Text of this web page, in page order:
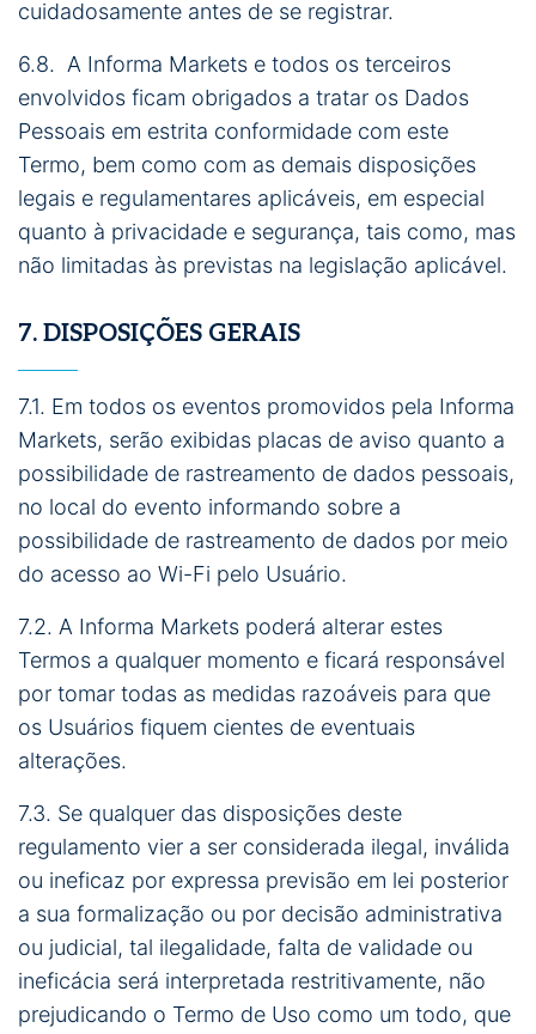
cuidadosamente antes de se registrar.
6.8. A Informa Markets e todos os terceiros
envolvidos ficam obrigados a tratar os Dados
Pessoais em estrita conformidade com este
Termo, bem como com as demais disposições
legais e regulamentares aplicáveis, em especial
quanto à privacidade e segurança, tais como, mas
não limitadas às previstas na legislação aplicável.
7. DISPOSIÇÕES GERAIS
7.1. Em todos os eventos promovidos pela Informa
Markets, serão exibidas placas de aviso quanto a
possibilidade de rastreamento de dados pessoais,
no local do evento informando sobre a
possibilidade de rastreamento de dados por meio
do acesso ao Wi-Fi pelo Usuário.
7.2. A Informa Markets poderá alterar estes
Termos a qualquer momento e ficará responsável
por tomar todas as medidas razoáveis para que
os Usuários fiquem cientes de eventuais
alterações.
7.3. Se qualquer das disposições deste
regulamento vier a ser considerada ilegal, inválida
ou ineficaz por expressa previsão em lei posterior
a sua formalização ou por decisão administrativa
ou judicial, tal ilegalidade, falta de validade ou
ineficácia será interpretada restritivamente, não
prejudicando o Termo de Uso como um todo, que